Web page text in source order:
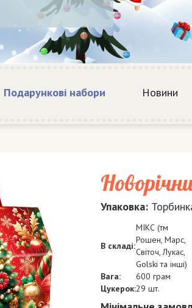
Подарункові набори Новини
Упаковка:
В складі:
МІКС (тм
Рошен, Марс,
Світоч, Лукас,
Golski та інші)
Вага:
600 грам
Цукерок:29 шт.